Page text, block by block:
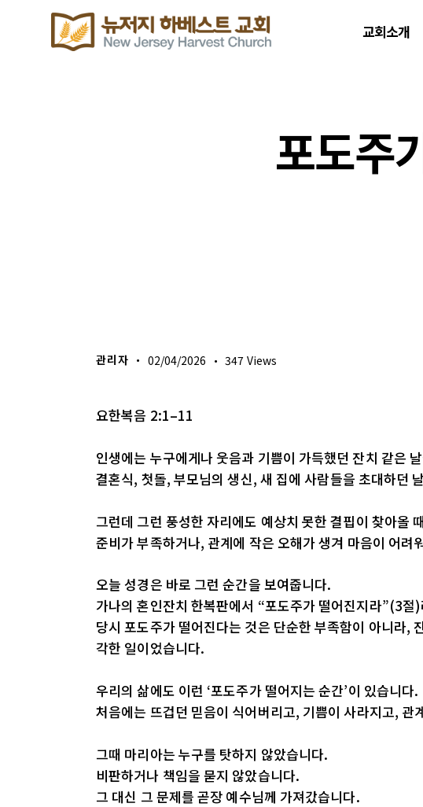
교회소개
포도주
관리자 02/04/2026 347 Views
요한복음 2:1–11
인생에는 누구에게나 웃음과 기쁨이 가득했던 잔치 같은
결혼식, 첫돌, 부모님의 생신, 새 집에 사람들을 초대하던
그런데 그런 풍성한 자리에도 예상치 못한 결핍이 찾아올
준비가 부족하거나, 관계에 작은 오해가 생겨 마음이 어려
오늘 성경은 바로 그런 순간을 보여줍니다.
가나의 혼인잔치 한복판에서 “포도주가 떨어진지라”(3절
당시 포도주가 떨어진다는 것은 단순한 부족함이 아니라,
각한 일이었습니다.
우리의 삶에도 이런 ‘포도주가 떨어지는 순간’이 있습니다.
처음에는 뜨겁던 믿음이 식어버리고, 기쁨이 사라지고, 관
그때 마리아는 누구를 탓하지 않았습니다.
비판하거나 책임을 묻지 않았습니다.
그 대신 그 문제를 곧장 예수님께 가져갔습니다.